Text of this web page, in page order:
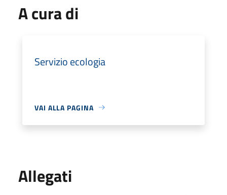
A cura di
Servizio ecologia
VAI ALLA PAGINA
Allegati